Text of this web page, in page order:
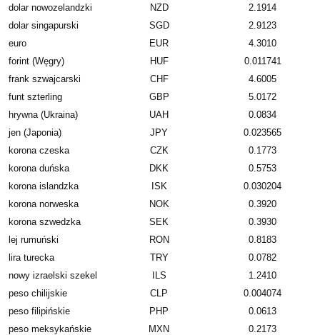
dolar nowozelandzki
NZD
2.1914
dolar singapurski
SGD
2.9123
euro
EUR
4.3010
forint (Węgry)
HUF
0.011741
frank szwajcarski
CHF
4.6005
funt szterling
GBP
5.0172
hrywna (Ukraina)
UAH
0.0834
jen (Japonia)
JPY
0.023565
korona czeska
CZK
0.1773
korona duńska
DKK
0.5753
korona islandzka
ISK
0.030204
korona norweska
NOK
0.3920
korona szwedzka
SEK
0.3930
lej rumuński
RON
0.8183
lira turecka
TRY
0.0782
nowy izraelski szekel
ILS
1.2410
peso chilijskie
CLP
0.004074
peso filipińskie
PHP
0.0613
peso meksykańskie
MXN
0.2173